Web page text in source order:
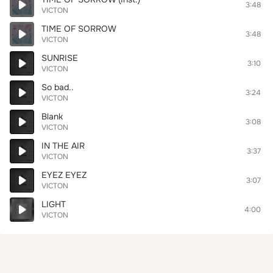
VICTON
3:48
TIME OF SORROW
VICTON
3:48
SUNRISE
VICTON
3:10
So bad..
VICTON
3:24
Blank
VICTON
3:08
IN THE AIR
VICTON
3:37
EYEZ EYEZ
VICTON
3:07
LIGHT
VICTON
4:00